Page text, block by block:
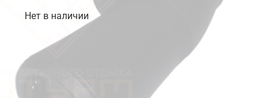
Нет в наличии